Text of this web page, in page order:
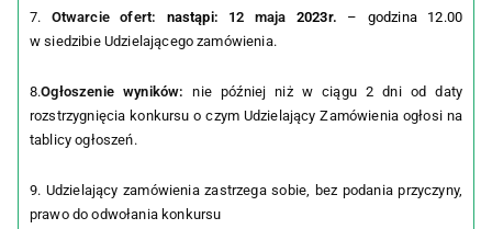
7. Otwarcie ofert: nastąpi: 12 maja 2023r. – godzina 12.00
w siedzibie Udzielającego zamówienia.
8.Ogłoszenie wyników:nie później niż w ciągu 2 dni od daty
rozstrzygnięcia konkursu o czym Udzielający Zamówienia ogłosi na
tablicy ogłoszeń.
9. Udzielający zamówienia zastrzega sobie, bez podania przyczyny,
prawo do odwołania konkursu